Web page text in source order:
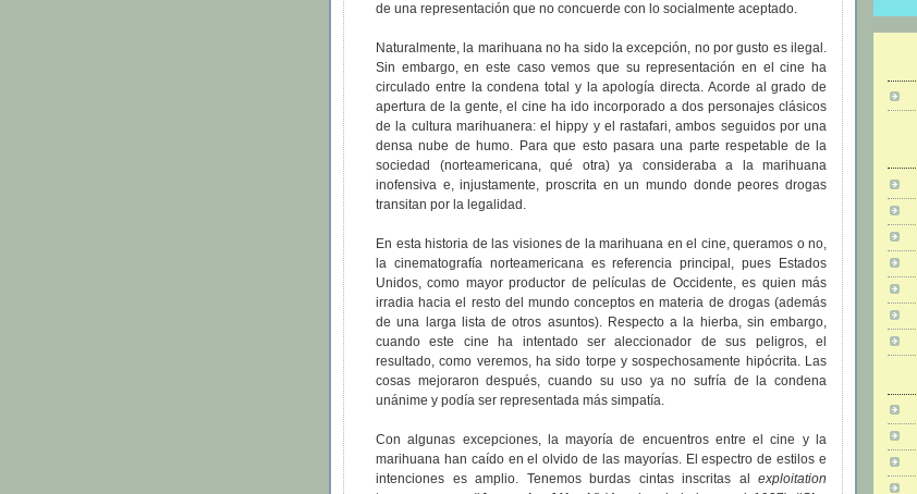
de una representación que no concuerde con lo socialmente aceptado.
Naturalmente, la marihuana no ha sido la excepción, no por gusto es ilegal.
Sin embargo, en este caso vemos que su representación en el cine ha
circulado entre la condena total y la apología directa. Acorde al grado de
apertura de la gente, el cine ha ido incorporado a dos personajes clásicos
de la cultura marihuanera: el hippy y el rastafari, ambos seguidos por una
densa nube de humo. Para que esto pasara una parte respetable de la
sociedad (norteamericana, qué otra) ya consideraba a la marihuana
inofensiva e, injustamente, proscrita en un mundo donde peores drogas
transitan por la legalidad.
En esta historia de las visiones de la marihuana en el cine, queramos o no,
la cinematografía norteamericana es referencia principal, pues Estados
Unidos, como mayor productor de películas de Occidente, es quien más
irradia hacia el resto del mundo conceptos en materia de drogas (además
de una larga lista de otros asuntos). Respecto a la hierba, sin embargo,
cuando este cine ha intentado ser aleccionador de sus peligros, el
resultado, como veremos, ha sido torpe y sospechosamente hipócrita. Las
cosas mejoraron después, cuando su uso ya no sufría de la condena
unánime y podía ser representada más simpatía.
Con algunas excepciones, la mayoría de encuentros entre el cine y la
marihuana han caído en el olvido de las mayorías. El espectro de estilos e
intenciones es amplio. Tenemos burdas cintas inscritas al exploitation